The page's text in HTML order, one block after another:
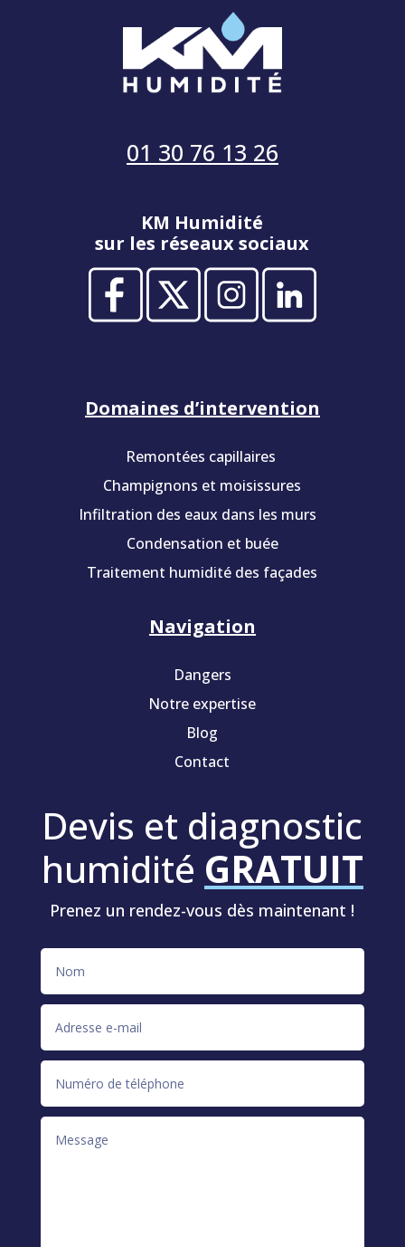
01 30 76 13 26
KM Humidité
sur les réseaux sociaux
Domaines d’intervention
Remontées capillaires
Champignons et moisissures
Infiltration des eaux dans les murs
Condensation et buée
Traitement humidité des façades
Navigation
Dangers
Notre expertise
Blog
Contact
Devis et diagnostic
humidité GRATUIT
Prenez un rendez-vous dès maintenant !